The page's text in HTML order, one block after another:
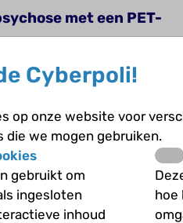
met een PET-
om met een
sporen. De kosten voor een
dus niet zomaar
moet het stofje
we voor een vernieuwde
te worden toegediend.
maar wel indirect,
te meten.
Cyberpoli!
op onze website voor
die we mogen gebruiken.
gebruikt om
ingesloten
inhoud
hoe